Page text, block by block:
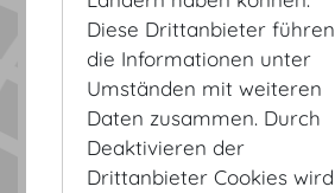
Festsäle
Diese Drittanbieter führen
die Informationen unter
Umständen mit weiteren
Daten zusammen. Durch
Deaktivieren der
Drittanbieter Cookies wird